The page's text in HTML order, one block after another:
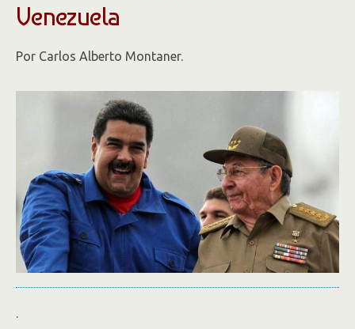
Venezuela
Por Carlos Alberto Montaner.